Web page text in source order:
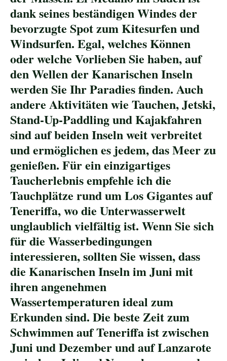
dank seines beständigen Windes der
bevorzugte Spot zum Kitesurfen und
Windsurfen. Egal, welches Können
oder welche Vorlieben Sie haben, auf
den Wellen der Kanarischen Inseln
werden Sie Ihr Paradies finden. Auch
andere Aktivitäten wie Tauchen, Jetski,
Stand-Up-Paddling und Kajakfahren
sind auf beiden Inseln weit verbreitet
und ermöglichen es jedem, das Meer zu
genießen. Für ein einzigartiges
Taucherlebnis empfehle ich die
Tauchplätze rund um Los Gigantes auf
Teneriffa, wo die Unterwasserwelt
unglaublich vielfältig ist. Wenn Sie sich
für die Wasserbedingungen
interessieren, sollten Sie wissen, dass
die Kanarischen Inseln im Juni mit
ihren angenehmen
Wassertemperaturen ideal zum
Erkunden sind. Die beste Zeit zum
Schwimmen auf Teneriffa ist zwischen
Juni und Dezember und auf Lanzarote